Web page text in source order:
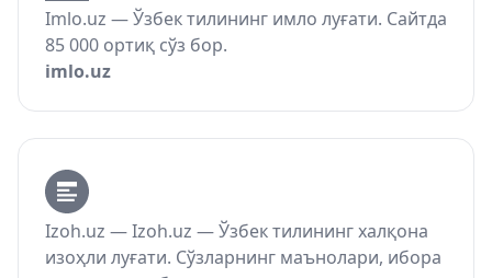
Imlo.uz — Ўзбек тилининг имло луғати. Сайтда
85 000 ортиқ сўз бор.
imlo.uz
Izoh.uz — Izoh.uz — Ўзбек тилининг халқона
изоҳли луғати. Сўзларнинг маънолари, ибора